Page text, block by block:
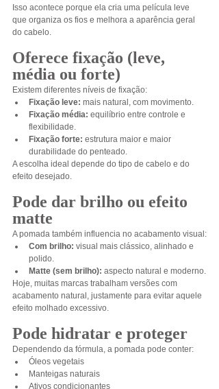
Isso acontece porque ela cria uma película leve
que organiza os fios e melhora a aparência geral
do cabelo.
Oferece fixação (leve,
média ou forte)
Existem diferentes níveis de fixação:
Fixação leve: mais natural, com movimento.
Fixação média: equilíbrio entre controle e
flexibilidade.
Fixação forte: estrutura maior e maior
durabilidade do penteado.
A escolha ideal depende do tipo de cabelo e do
efeito desejado.
Pode dar brilho ou efeito
matte
A pomada também influencia no acabamento visual:
Com brilho: visual mais clássico, alinhado e
polido.
Matte (sem brilho): aspecto natural e moderno.
Hoje, muitas marcas trabalham versões com
acabamento natural, justamente para evitar aquele
efeito molhado excessivo.
Pode hidratar e proteger
Dependendo da fórmula, a pomada pode conter:
Óleos vegetais
Manteigas naturais
Ativos condicionantes